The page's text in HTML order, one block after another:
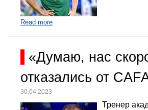
Read more
«Думаю, нас
отказались от
30.04.2023
Тренер